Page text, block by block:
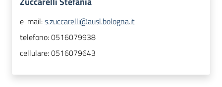
e-mail:s.zuccarelli@ausl.bologna.it
telefono:0516079938
cellulare:0516079643